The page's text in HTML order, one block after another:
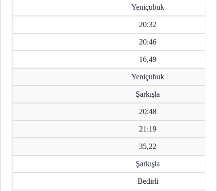
Yeniçubuk
20:32
20:46
16,49
Yeniçubuk
Şarkışla
20:48
21:19
35,22
Şarkışla
Bedirli